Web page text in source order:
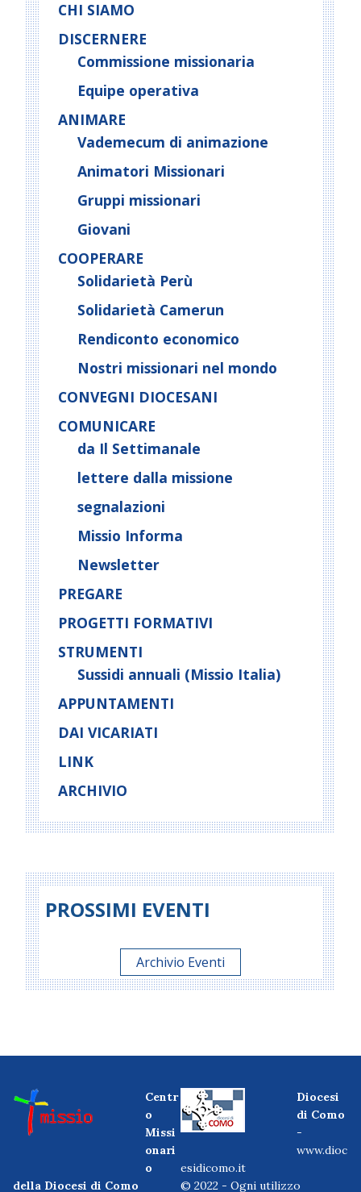
CHI SIAMO
DISCERNERE
Commissione missionaria
Equipe operativa
ANIMARE
Vademecum di animazione
Animatori Missionari
Gruppi missionari
Giovani
COOPERARE
Solidarietà Perù
Solidarietà Camerun
Rendiconto economico
Nostri missionari nel mondo
CONVEGNI DIOCESANI
COMUNICARE
da Il Settimanale
lettere dalla missione
segnalazioni
Missio Informa
Newsletter
PREGARE
PROGETTI FORMATIVI
STRUMENTI
Sussidi annuali (Missio Italia)
APPUNTAMENTI
DAI VICARIATI
LINK
ARCHIVIO
PROSSIMI EVENTI
Archivio Eventi
Centr
o
Missi
onari
o
della Diocesi di Como
Diocesi
di Como
-
www.dioc
esidicomo.it
© 2022 - Ogni utilizzo